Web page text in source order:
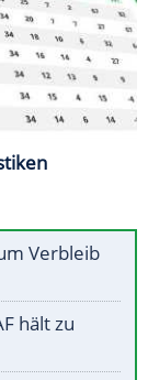
Verbleib
hält zu